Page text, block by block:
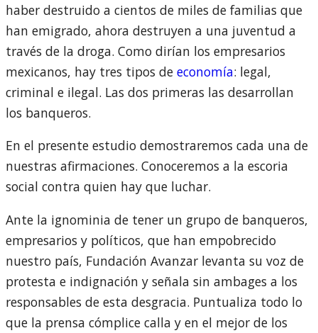
haber destruido a cientos de miles de familias que
han emigrado, ahora destruyen a una juventud a
través de la droga. Como dirían los empresarios
mexicanos, hay tres tipos de economía: legal,
criminal e ilegal. Las dos primeras las desarrollan
los banqueros.
En el presente estudio demostraremos cada una de
nuestras afirmaciones. Conoceremos a la escoria
social contra quien hay que luchar.
Ante la ignominia de tener un grupo de banqueros,
empresarios y políticos, que han empobrecido
nuestro país, Fundación Avanzar levanta su voz de
protesta e indignación y señala sin ambages a los
responsables de esta desgracia. Puntualiza todo lo
que la prensa cómplice calla y en el mejor de los